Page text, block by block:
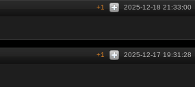
2025-12-18 21:33:00
+1
2025-12-17 19:31:28
+1